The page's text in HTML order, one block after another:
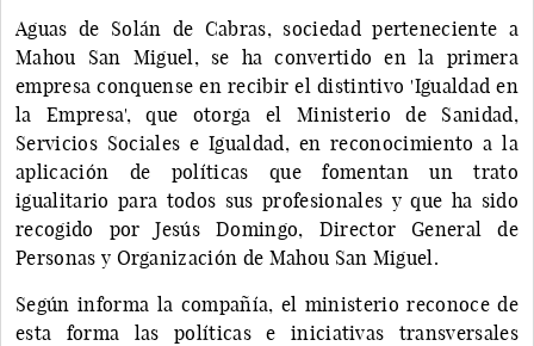
Aguas de Solán de Cabras, sociedad perteneciente a
Mahou San Miguel, se ha convertido en la primera
empresa conquense en recibir el distintivo 'Igualdad en
la Empresa', que otorga el Ministerio de Sanidad,
Servicios Sociales e Igualdad, en reconocimiento a la
aplicación de políticas que fomentan un trato
igualitario para todos sus profesionales y que ha sido
recogido por Jesús Domingo, Director General de
Personas y Organización de Mahou San Miguel.
Según informa la compañía, el ministerio reconoce de
esta forma las políticas e iniciativas transversales